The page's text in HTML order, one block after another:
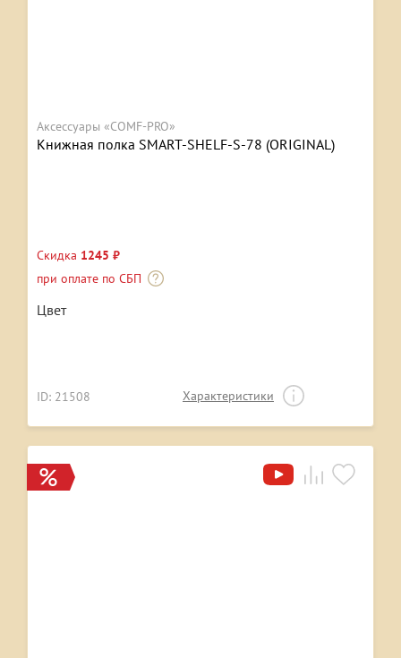
Аксессуары «COMF-PRO»
Книжная полка SMART-SHELF-S-78 (ORIGINAL)
Скидка 1245 ₽
при оплате по СБП
Цвет
ID: 21508 Характеристики